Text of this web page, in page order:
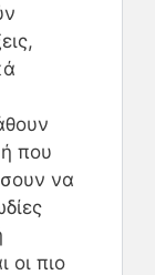
που
να
οι πιο